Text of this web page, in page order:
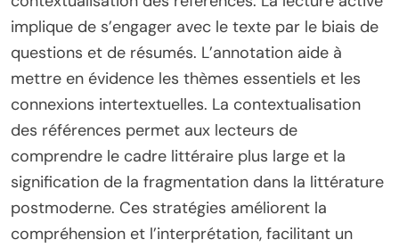
implique de s’engager avec le texte par le biais de
questions et de résumés. L’annotation aide à
mettre en évidence les thèmes essentiels et les
connexions intertextuelles. La contextualisation
des références permet aux lecteurs de
comprendre le cadre littéraire plus large et la
signification de la fragmentation dans la littérature
postmoderne. Ces stratégies améliorent la
compréhension et l’interprétation, facilitant un